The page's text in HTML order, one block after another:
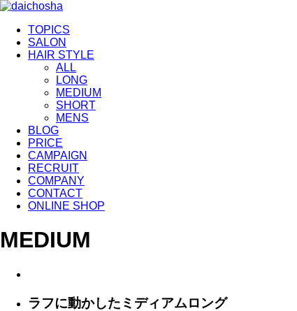
TOPICS
SALON
HAIR STYLE
ALL
LONG
MEDIUM
SHORT
MENS
BLOG
PRICE
CAMPAIGN
RECRUIT
COMPANY
CONTACT
ONLINE SHOP
MEDIUM
ラフに動かしたミディアムロング